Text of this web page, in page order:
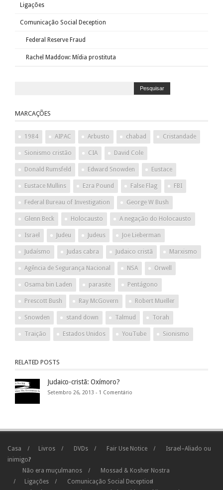
Ligações
Comunicação Social Deception
Federal Reserve Fraud
Rachel Maddow: Mídia prostituta
MARCAÇÕES
1984 AIPAC Arbusto chabad Cristandade
Sionismo cristão CIA David Cole
Donald Rumsfeld Edward Snowden Eustace
Eustace Mullins Ezra Pound False Flag FBI
Federal Bureau of Investigation George W Bush
Glenn Beck Holocausto A negação do Holocausto
Israel Judeu Judeus Joe Lieberman
Judaísmo Judas cabra Judaico cristã Marxismo
Agência de Segurança Nacional NSA Orwell
Osama bin Laden parasite Pentágono
Prescott Bush Ray McGovern Robert Mueller
Snowden stand down Talmud Torah
Traição Estados Unidos YouTube Sionismo
RELATED POSTS
Judaico-cristã: Oxímoro?
Setembro 26, 2013 - 1 Comentário
Casa Livros DVDs Fair Use Notice
Israel–Aliado ou
inimigo?
Não era muçulmanos
Mossad & Kosher Nostra
Ligações
Comunicação Social Deception